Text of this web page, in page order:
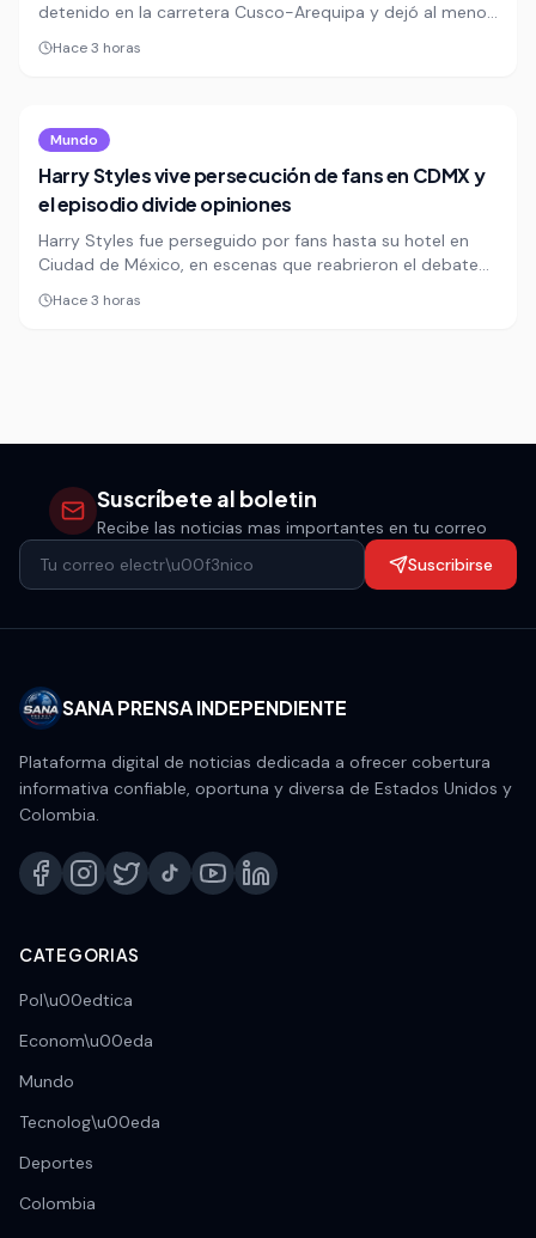
detenido en la carretera Cusco-Arequipa y dejó al menos
13 muertos y 4 heridos. El caso vuelve a exponer la
precariedad vial y la alta letalidad del tránsito en Perú.
Hace 3 horas
Mundo
Harry Styles vive persecución de fans en CDMX y
el episodio divide opiniones
Harry Styles fue perseguido por fans hasta su hotel en
Ciudad de México, en escenas que reabrieron el debate
sobre los límites entre la euforia y el acoso a las
celebridades. El episodio dividió opiniones en redes y
Hace 3 horas
Suscríbete al boletin
Recibe las noticias mas importantes en tu correo
Suscribirse
SANA PRENSA INDEPENDIENTE
Plataforma digital de noticias dedicada a ofrecer cobertura
informativa confiable, oportuna y diversa de Estados Unidos y
Colombia.
CATEGORIAS
Pol\u00edtica
Econom\u00eda
Mundo
Tecnolog\u00eda
Deportes
Colombia